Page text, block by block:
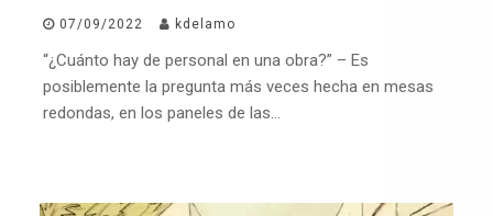
07/09/2022 kdelamo
“¿Cuánto hay de personal en una obra?” – Es
posiblemente la pregunta más veces hecha en mesas
redondas, en los paneles de las…